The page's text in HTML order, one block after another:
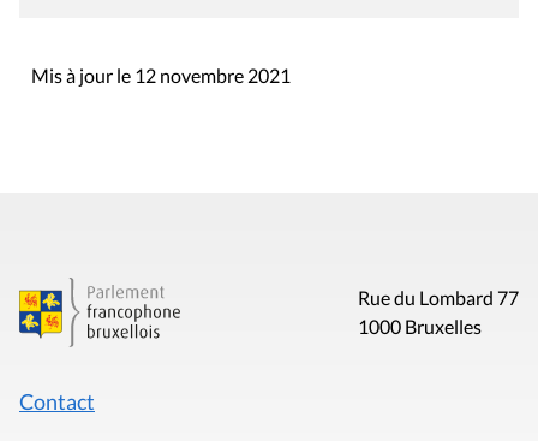
Mis à jour le 12 novembre 2021
Rue du Lombard 77
1000 Bruxelles
Contact